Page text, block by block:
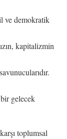
ve demokratik
kapitalizmin
gelecek
toplumsal